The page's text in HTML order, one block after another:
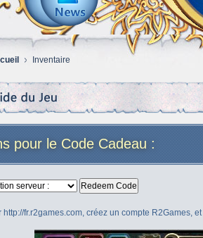
Inventaire
pour le Code Cadeau :
Redeem Code
http://fr.r2games.com, créez un compte R2Games,